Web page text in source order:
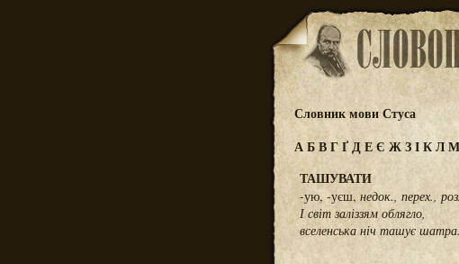
Словник мови Стуса
АБВГҐДЕЄ ЖЗІКЛМ
ТАШУВАТИ
-ую, -уєш, недок., перех.,
І світ заліззям облягло,
вселенська ніч ташує